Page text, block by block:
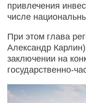
привлечения
числе
При этом глава
Александр
заключении на
государственно-